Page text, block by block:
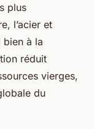
plus
l’acier et
bien à la
réduit
vierges,
du